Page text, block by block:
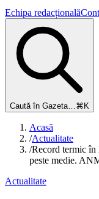
Echipa redacțională
Caută în Gazeta…⌘K
Acasă
/Actualitate
/Record termic în
peste medie.
Actualitate